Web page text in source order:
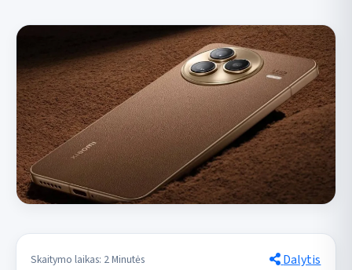
Skaitymo laikas: 2 Minutės Dalytis